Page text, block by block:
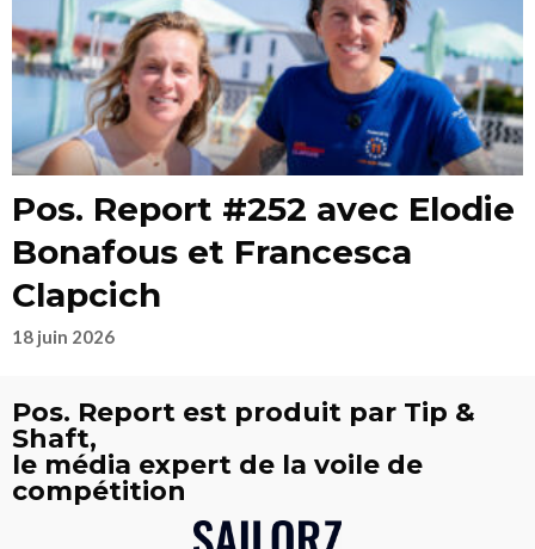
Pos. Report #252 avec Elodie
Bonafous et Francesca
Clapcich
18 juin 2026
Pos. Report est produit par Tip &
Shaft,
le média expert de la voile de
compétition